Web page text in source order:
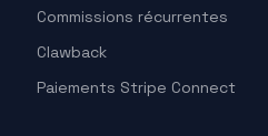
Commissions récurrentes
Clawback
Paiements Stripe Connect